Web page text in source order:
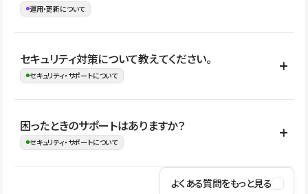
ージをご覧ください。
運用・更新について
はい。CMSやコンポーネントを活用して更新範囲を設計しておく
ことで、デザインを崩しにくい状態で運用できます。 さらにコン
ながらレイアウトに影響を与えずに更新作業を進めやすくなりま
す。
セキュリティ対策について教えてください。
セキュリティ・サポートについて
Studioでは、公開サイトやサービスを安全に利用できるよう、通信
の暗号化、データ保護、アクセス管理、脆弱性対策など、複数の観
はSSL/TLSによる通信暗号化に対応しており、悪質なスクリプトの
困ったときのサポートはありますか？
セキュリティ・サポートについて
操作方法や機能については、ヘルプセンターでご確認いただけま
よくある質問をもっと見る